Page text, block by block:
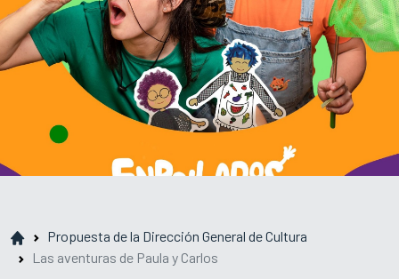
Propuesta de la Dirección General de Cultura
Las aventuras de Paula y Carlos